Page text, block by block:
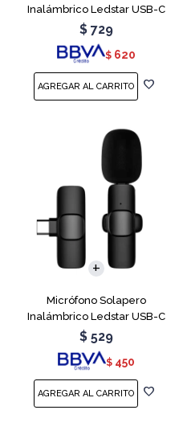
Inalámbrico Ledstar USB-C
$ 729
$ 620
Micrófono Solapero
Inalámbrico Ledstar USB-C
$ 529
$ 450